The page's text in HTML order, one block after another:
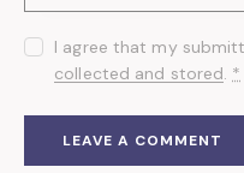
I agree that my
collected and stored. *